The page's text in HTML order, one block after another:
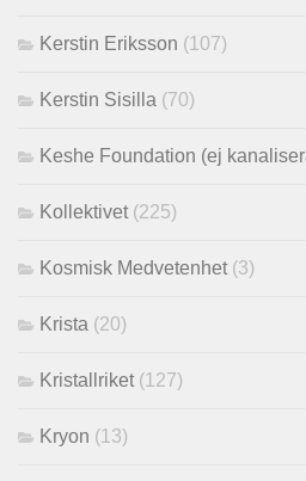
Kerstin Eriksson (107)
Kerstin Sisilla (70)
Keshe Foundation (ej
Kollektivet (225)
Kosmisk Medvetenhet (3)
Krista (20)
Kristallriket (127)
Kryon (13)